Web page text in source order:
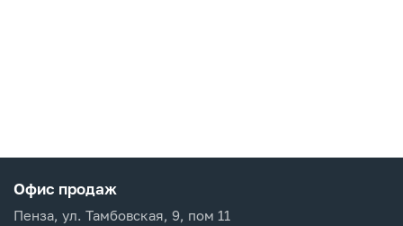
Офис продаж
Пенза, ул. Тамбовская, 9, пом 11